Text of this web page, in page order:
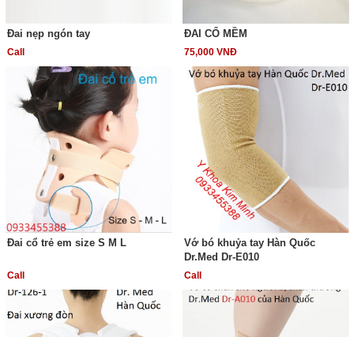
Đai nẹp ngón tay
Call
ĐAI CỔ MỀM
75,000 VNĐ
Đai cổ trẻ em size S M L
Call
Vớ bó khuỷa tay Hàn Quốc
Dr.Med Dr-E010
Call